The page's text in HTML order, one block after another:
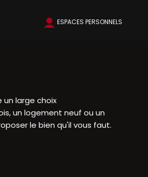
ESPACES PERSONNELS
large choix
un logement neuf ou un
le bien qu'il vous faut.